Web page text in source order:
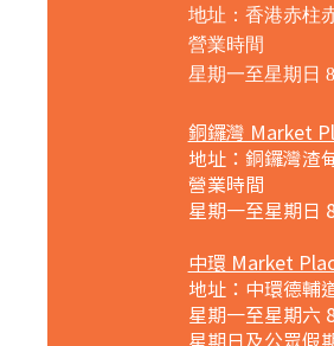
地址：香港赤柱
營業時間
星期一至星期日
銅鑼灣 Market
地址：銅鑼灣渣
營業時間
星期一至星期日
中環 Market
地址：中環德輔
星期一至星期六